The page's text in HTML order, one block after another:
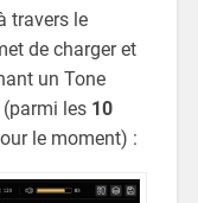
travers le
de charger et
un Tone
(parmi les 10
le moment) :